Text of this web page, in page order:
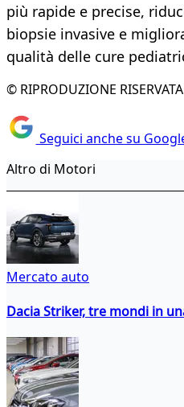
più rapide e precise,
biopsie invasive e
qualità delle cure
© RIPRODUZIONE RISERVATA
Seguici anche su
Altro di Motori
Mercato auto
Dacia Striker, tre mondi in